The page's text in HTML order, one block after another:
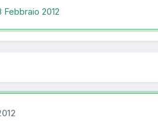
Febbraio 2012